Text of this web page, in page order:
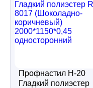
Профнастил Н-20
Гладкий полиэстер